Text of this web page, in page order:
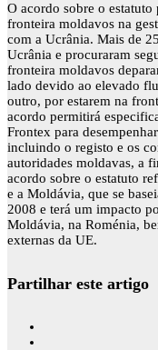
O acordo sobre o
fronteira moldavos na
com a Ucrânia. Mais de
Ucrânia e procuraram
fronteira moldavos
lado devido ao elevado
outro, por estarem na
acordo permitirá
Frontex para
incluindo o registo e os
autoridades moldavas, a
acordo sobre o estatuto
e a Moldávia, que se
2008 e terá um impacto
Moldávia, na Roménia,
externas da UE.
Partilhar este artigo